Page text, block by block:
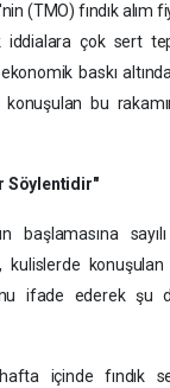
(TMO) fındık alım
iddialara çok sert
baskı
konuşulan bu
Söylentidir"
başlamasına
kulislerde konuşulan
ifade ederek şu
içinde fındık